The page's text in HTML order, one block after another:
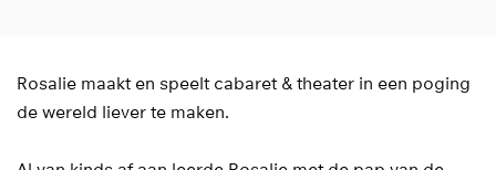
Rosalie maakt en speelt cabaret & theater in een poging
de wereld liever te maken.